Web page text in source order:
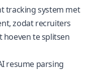
tracking system met
, zodat recruiters
te splitsen
resume parsing